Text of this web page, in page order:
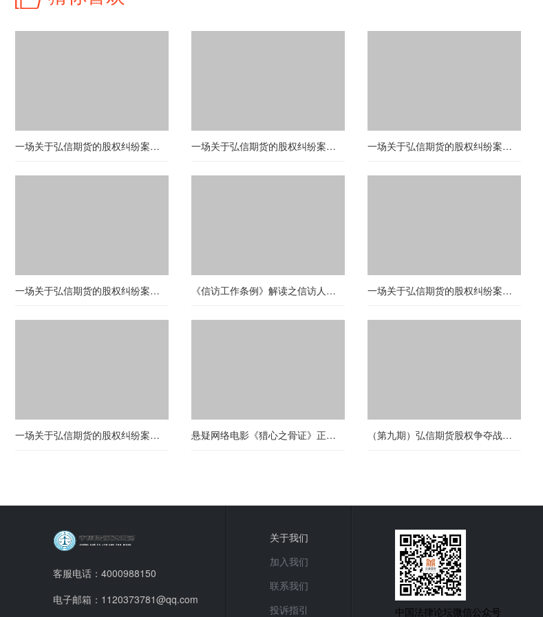
一场关于弘信期货的股权纠纷案（第五十九期） 一场关于弘信期货的股权纠纷案（第九十五期） 一场关于弘信期货的股权纠纷案（第九十一期）
一场关于弘信期货的股权纠纷案（第二十一期） 《信访工作条例》解读之信访人—第二十期：对负有受理信访事项职责的机关、单位程序违规的处理 一场关于弘信期货的股权纠纷案（第二十六期）
一场关于弘信期货的股权纠纷案（第六十六期） 悬疑网络电影《猎心之骨证》正式上线！ （第九期）弘信期货股权争夺战背后的真相
客服电话：4000988150
电子邮箱：1120373781@qq.com
关于我们
加入我们
联系我们
投诉指引
中国法律论坛微信公众号